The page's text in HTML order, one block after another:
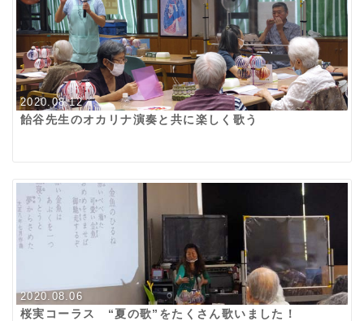
2020.08.12
飴谷先生のオカリナ演奏と共に楽しく歌う
2020.08.06
桜実コーラス “夏の歌”をたくさん歌いました！